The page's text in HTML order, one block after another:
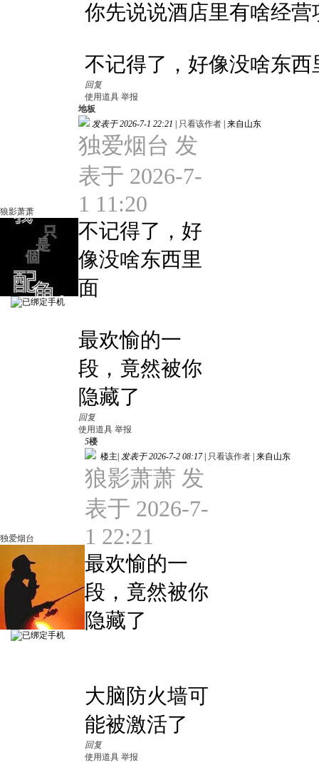
你先说说酒店里有啥经营
不记得了，好像没啥东西
回复
使用道具 举报
狼影萧萧
地板
发表于 2026-7-1 22:21
只看该作者 来自山东
独爱烟台 发
表于 2026-7-
1 11:20
不记得了，好
像没啥东西里
面
最欢愉的一
段，竟然被你
隐藏了
回复
使用道具 举报
独爱烟台
5楼
楼主 发表于 2026-7-2 08:17 只看该作者 来自山东
狼影萧萧 发
表于 2026-7-
1 22:21
最欢愉的一
段，竟然被你
隐藏了
大脑防火墙可
能被激活了
回复
使用道具 举报